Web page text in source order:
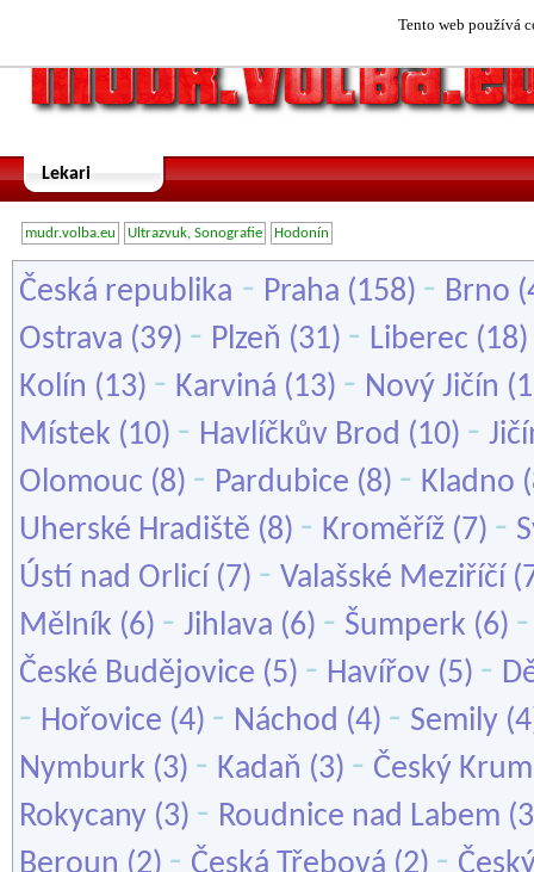
Tento web používá
Lekari
mudr.volba.eu Ultrazvuk, Sonografie Hodonín
Česká republika - Praha (158) - Brno
Ostrava (39) - Plzeň (31) - Liberec (18)
Kolín (13) - Karviná (13) - Nový Jičín
Místek (10) - Havlíčkův Brod (10) -
Olomouc (8) - Pardubice (8) - Kladno
Uherské Hradiště (8) - Kroměříž (7) -
Ústí nad Orlicí (7) - Valašské Meziříčí
Mělník (6) - Jihlava (6) - Šumperk (6)
České Budějovice (5) - Havířov (5) -
- Hořovice (4) - Náchod (4) - Semily
Nymburk (3) - Kadaň (3) - Český
Rokycany (3) - Roudnice nad Labem
Beroun (2) - Česká Třebová (2) -